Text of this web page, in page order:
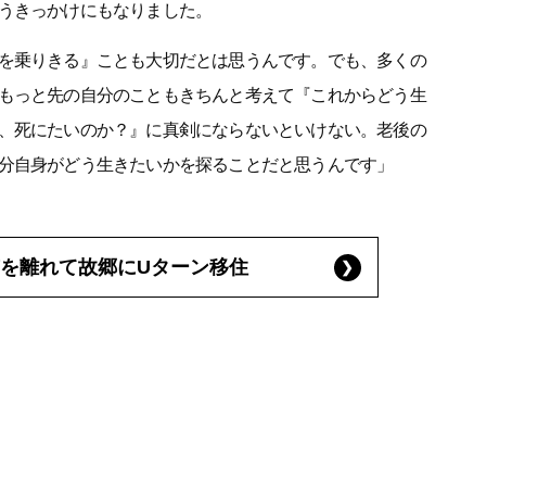
きっかけにもなりました。
乗りきる』ことも大切だとは思うんです。でも、多くの
っと先の自分のこともきちんと考えて『これからどう生
死にたいのか？』に真剣にならないといけない。老後の
身がどう生きたいかを探ることだと思うんです」
離れて故郷にUターン移住